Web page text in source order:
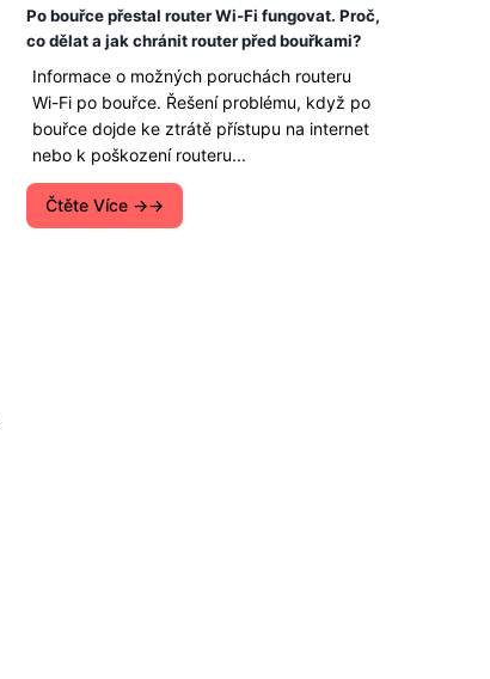
Po bouřce přestal router Wi-Fi fungovat. Proč,
co dělat a jak chránit router před bouřkami?
Informace o možných poruchách routeru
Wi-Fi po bouřce. Řešení problému, když po
bouřce dojde ke ztrátě přístupu na internet
nebo k poškození routeru...
Čtěte Více →